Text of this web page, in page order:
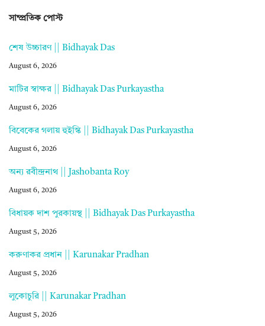
সাম্প্রতিক পোস্ট
শেষ উচ্চারণ || Bidhayak Das
August 6, 2026
মাটির স্বাক্ষর || Bidhayak Das Purkayastha
August 6, 2026
বিবেকের গলায় হুইস্কি || Bidhayak Das Purkayastha
August 6, 2026
অন্য রবীন্দ্রনাথ || Jashobanta Roy
August 6, 2026
বিধায়ক দাশ পুরকায়স্থ || Bidhayak Das Purkayastha
August 5, 2026
করুণাকর প্রধান || Karunakar Pradhan
August 5, 2026
লুকোচুরি || Karunakar Pradhan
August 5, 2026